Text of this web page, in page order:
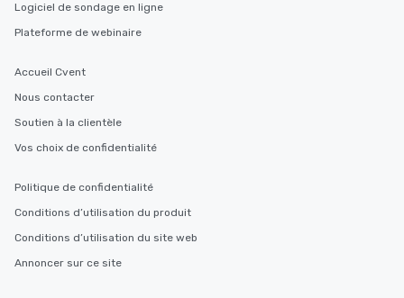
Logiciel de sondage en ligne
Plateforme de webinaire
Accueil Cvent
Nous contacter
Soutien à la clientèle
Vos choix de confidentialité
Politique de confidentialité
Conditions d’utilisation du produit
Conditions d’utilisation du site web
Annoncer sur ce site